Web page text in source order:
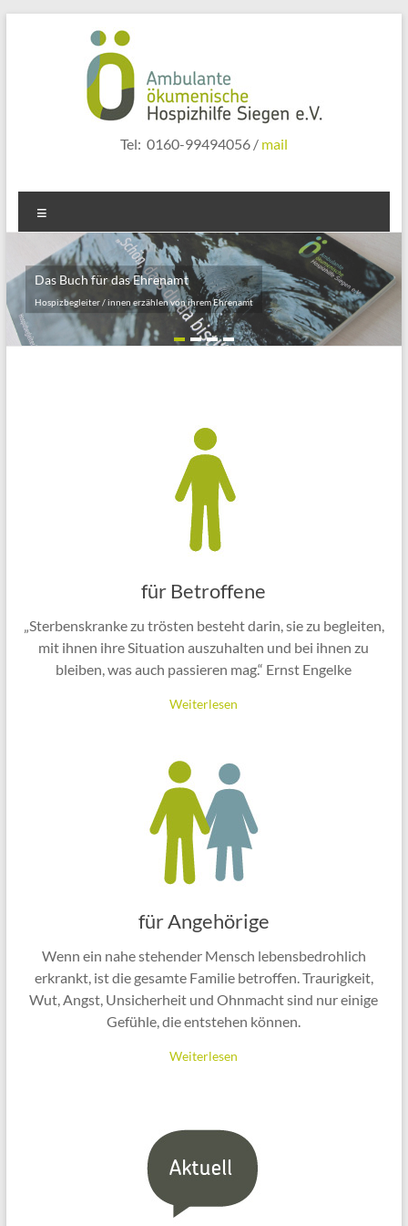
hospizhilfe
siegen
Tel: 0160-99494056 / mail
Das Buch für das Ehrenamt
Hospizbegleiter / innen erzählen von ihrem Ehrenamt
für Betroffene
für Betroffene
„Sterbenskranke zu trösten besteht darin, sie zu begleiten,
mit ihnen ihre Situation auszuhalten und bei ihnen zu
bleiben, was auch passieren mag.“ Ernst Engelke
Weiterlesen
für Angehörige
Wenn ein nahe stehender Mensch lebensbedrohlich
erkrankt, ist die gesamte Familie betroffen. Traurigkeit,
Wut, Angst, Unsicherheit und Ohnmacht sind nur einige
Gefühle, die entstehen können.
Weiterlesen